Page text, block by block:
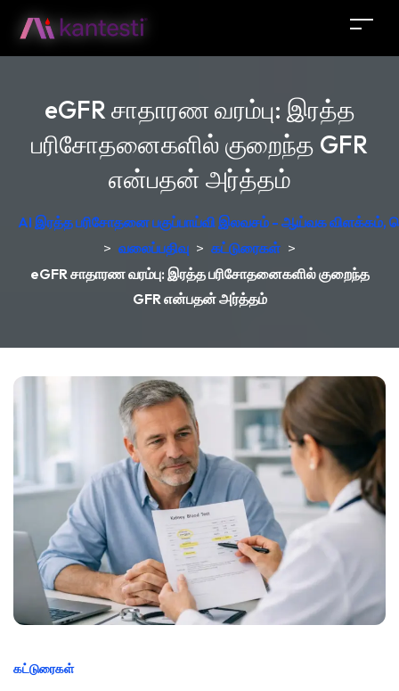
eGFR சாதாரண வரம்பு: இரத்த
பரிசோதனைகளில் குறைந்த GFR
என்பதன் அர்த்தம்
AI இரத்த பரிசோதனை பகுப்பாய்வி இலவசம் - ஆய்வக விளக்கம்,
> வலைப்பதிவு > கட்டுரைகள் >
eGFR சாதாரண வரம்பு: இரத்த பரிசோதனைகளில் குறைந்த
GFR என்பதன் அர்த்தம்
கட்டுரைகள்